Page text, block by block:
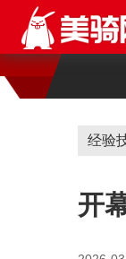
经验
开